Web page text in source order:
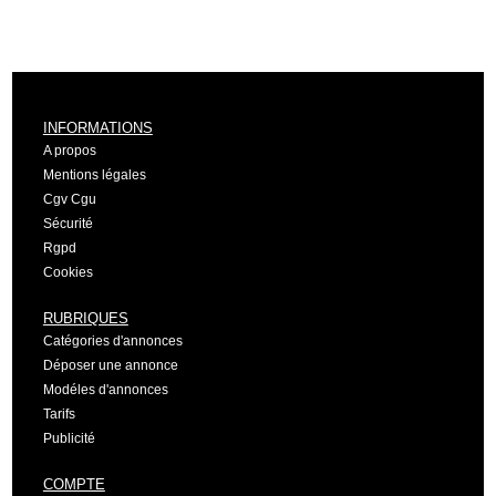
INFORMATIONS
A propos
Mentions légales
Cgv Cgu
Sécurité
Rgpd
Cookies
RUBRIQUES
Catégories d'annonces
Déposer une annonce
Modéles d'annonces
Tarifs
Publicité
COMPTE